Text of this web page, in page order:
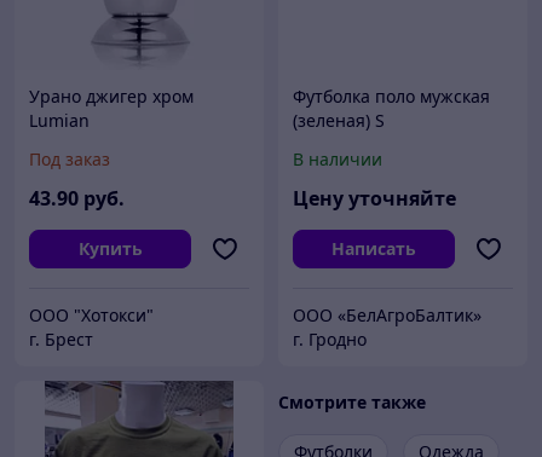
Урано джигер хром
Lumian
Под заказ
43.90 руб.
Купить
ООО "Хотокси"
г. Брест
Футболка поло мужская
(зеленая) S
В наличии
Цену уточняйте
Написать
ООО «БелАгроБалтик»
г. Гродно
Смотрите также
Футболки Одежда